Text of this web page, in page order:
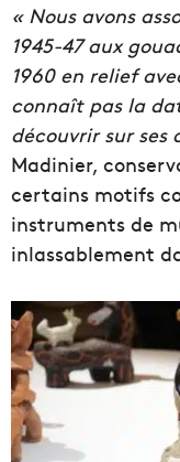
« Nous avons
1945-47 aux
1960 en relief
connaît pas la
découvrir sur ses
Madinier,
certains motifs
instruments de
inlassablement